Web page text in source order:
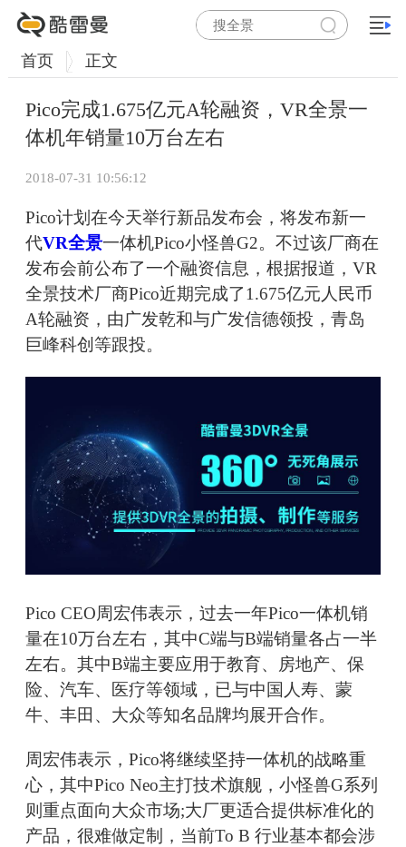
首页 正文
Pico完成1.675亿元A轮融资，VR全景一
体机年销量10万台左右
2018-07-31 10:56:12
Pico计划在今天举行新品发布会，将发布新一
代VR全景一体机Pico小怪兽G2。不过该厂商在
发布会前公布了一个融资信息，根据报道，VR
全景技术厂商Pico近期完成了1.675亿元人民币
A轮融资，由广发乾和与广发信德领投，青岛
巨峰科创等跟投。
Pico CEO周宏伟表示，过去一年Pico一体机销
量在10万台左右，其中C端与B端销量各占一半
左右。其中B端主要应用于教育、房地产、保
险、汽车、医疗等领域，已与中国人寿、蒙
牛、丰田、大众等知名品牌均展开合作。
周宏伟表示，Pico将继续坚持一体机的战略重
心，其中Pico Neo主打技术旗舰，小怪兽G系列
则重点面向大众市场;大厂更适合提供标准化的
产品，很难做定制，当前To B 行业基本都会涉